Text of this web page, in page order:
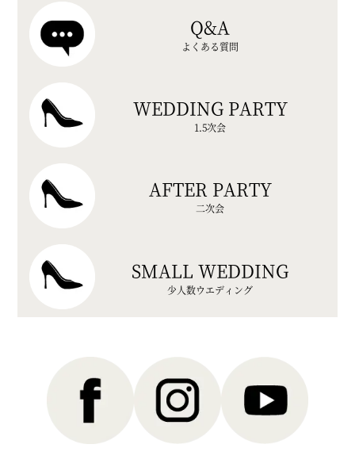
Q&A
よくある質問
WEDDING PARTY
1.5次会
AFTER PARTY
二次会
SMALL WEDDING
少人数ウエディング